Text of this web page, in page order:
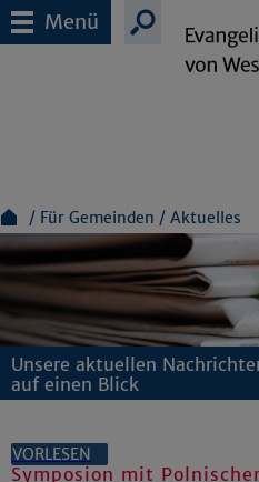
Menü
Für Gemeinden Aktuelles
Unsere aktuellen
auf einen Blick
VORLESEN
Symposion mit